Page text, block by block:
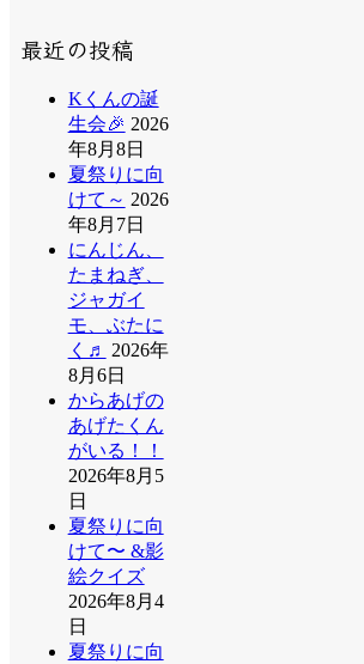
最近の投稿
Kくんの誕
生会🎉 2026
年8月8日
夏祭りに向
けて～ 2026
年8月7日
にんじん、
たまねぎ、
ジャガイ
モ、ぶたに
く♬
2026年
8月6日
からあげの
あげたくん
がいる！！
2026年8月5
日
夏祭りに向
けて〜 &影
絵クイズ
2026年8月4
日
夏祭りに向